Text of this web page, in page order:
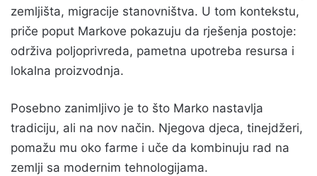
zemljišta, migracije stanovništva. U tom kontekstu,
priče poput Markove pokazuju da rješenja postoje:
održiva poljoprivreda, pametna upotreba resursa i
lokalna proizvodnja.
Posebno zanimljivo je to što Marko nastavlja
tradiciju, ali na nov način. Njegova djeca, tinejdžeri,
pomažu mu oko farme i uče da kombinuju rad na
zemlji sa modernim tehnologijama.